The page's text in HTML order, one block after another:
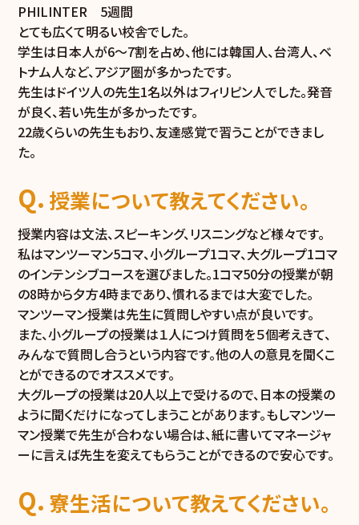
PHILINTER 5週間
とても広くて明るい校舎でした。
学生は日本人が6～7割を占め、他には韓国人、台湾人、ベ
トナム人など、アジア圏が多かったです。
先生はドイツ人の先生1名以外はフィリピン人でした。発音
が良く、若い先生が多かったです。
22歳くらいの先生もおり、友達感覚で習うことができまし
た。
授業について教えてください。
授業内容は文法、スピーキング、リスニングなど様々です。
私はマンツーマン5コマ、小グループ1コマ、大グループ1コマ
のインテンシブコースを選びました。1コマ50分の授業が朝
の8時から夕方4時まであり、慣れるまでは大変でした。
マンツーマン授業は先生に質問しやすい点が良いです。
また、小グループの授業は１人につけ質問を５個考えきて、
みんなで質問し合うという内容です。他の人の意見を聞くこ
とができるのでオススメです。
大グループの授業は20人以上で受けるので、日本の授業の
ように聞くだけになってしまうことがあります。もしマンツー
マン授業で先生が合わない場合は、紙に書いてマネージャ
ーに言えば先生を変えてもらうことができるので安心です。
寮生活について教えてください。